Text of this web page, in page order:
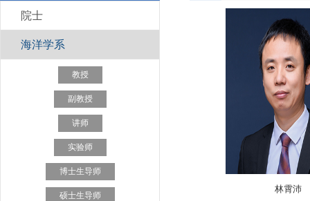
院士
海洋学系
教授
副教授
讲师
实验师
博士生导师
硕士生导师
​林霄沛